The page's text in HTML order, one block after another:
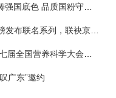
金领冠《百子纳福》破圈丨文化自信铸强国底色 品质国粉守护新生
英氏 YeeHoO携手动画艺术家米雷重磅发布联名系列，联袂京东深化全渠道战略
广东”邀约